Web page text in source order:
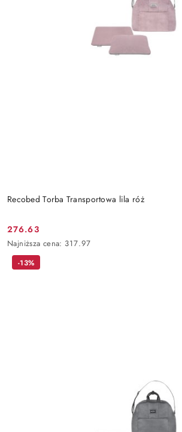
Recobed Torba Transportowa lila róż
Cena
promocyjna:
276.63
Najniższa
cena
Najniższa cena: 317.97
-13%